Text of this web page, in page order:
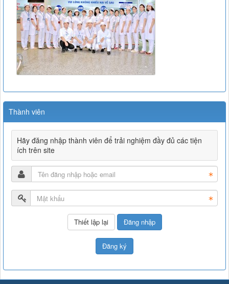
Thành viên
Hãy đăng nhập thành viên để trải nghiệm đầy đủ các tiện
ích trên site
Đăng nhập
Đăng ký